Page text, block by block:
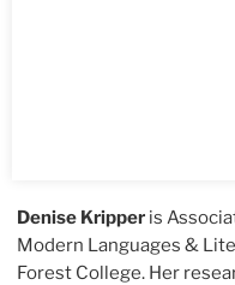
Denise Kripper is
Modern Languages &
Forest College. Her